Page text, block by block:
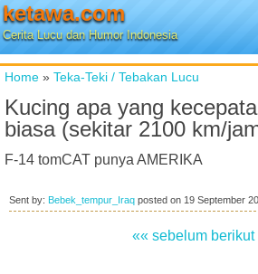
ketawa.com
Cerita Lucu dan Humor Indonesia
Home » Teka-Teki / Tebakan Lucu
Kucing apa yang
biasa (sekitar 2100 km/
F-14 tomCAT punya AMERIKA
Sent by: Bebek_tempur_Iraq posted on 19 September
«« sebelum berikut